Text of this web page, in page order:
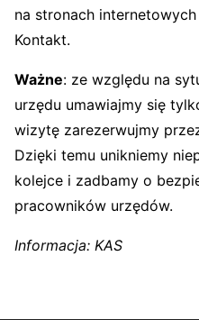
na stronach
Kontakt.
Ważne: ze względu na
urzędu umawiajmy się
wizytę zarezerwujmy
Dzięki temu unikniemy
kolejce i zadbamy o
pracowników urzędów.
Informacja: KAS